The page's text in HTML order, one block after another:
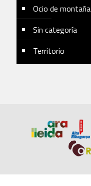
Ocio de montaña
Sin categoría
Territorio